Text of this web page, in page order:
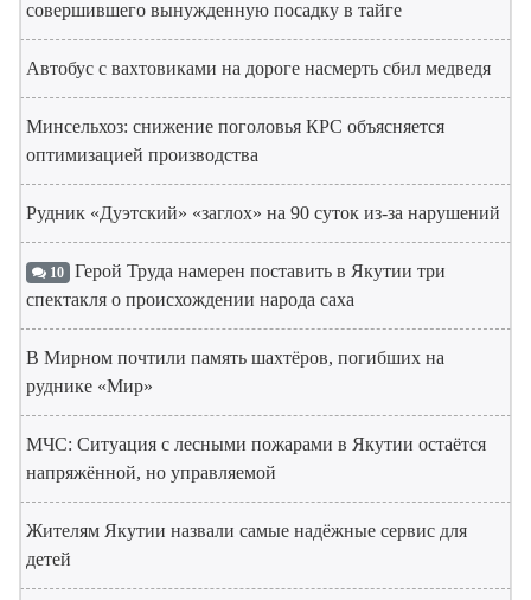
совершившего вынужденную посадку в тайге
Автобус с вахтовиками на дороге насмерть сбил медведя
Минсельхоз: снижение поголовья КРС объясняется
оптимизацией производства
Рудник «Дуэтский» «заглох» на 90 суток из-за нарушений
10 Герой Труда намерен поставить в Якутии три
спектакля о происхождении народа саха
В Мирном почтили память шахтёров, погибших на
руднике «Мир»
МЧС: Ситуация с лесными пожарами в Якутии остаётся
напряжённой, но управляемой
Жителям Якутии назвали самые надёжные сервис для
детей